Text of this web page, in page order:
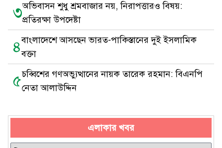
৩অভিবাসন শুধু শ্রমবাজার নয়, নিরাপত্তারও বিষয়:
প্রতিরক্ষা উপদেষ্টা
৪বাংলাদেশে আসছেন ভারত-পাকিস্তানের দুই ইসলামিক
বক্তা
৫চব্বিশের গণঅভ্যুত্থানের নায়ক তারেক রহমান: বিএনপি
নেতা আলাউদ্দিন
এলাকার খবর